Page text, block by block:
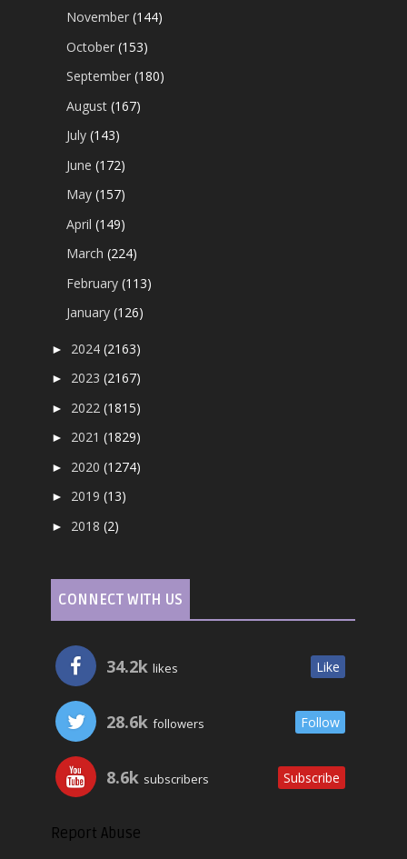
November(144)
October(153)
September(180)
August(167)
July(143)
June(172)
May(157)
April(149)
March(224)
February(113)
January(126)
► 2024(2163)
► 2023(2167)
► 2022(1815)
► 2021(1829)
► 2020(1274)
► 2019(13)
► 2018(2)
CONNECT WITH US
34.2k likes Like
28.6k followers Follow
8.6k subscribers Subscribe
Report Abuse